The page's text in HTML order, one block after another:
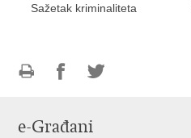
Sažetak kriminaliteta
FacebookuTwitteru
e-Građani